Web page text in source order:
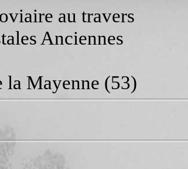
au travers
Anciennes
la Mayenne (53)